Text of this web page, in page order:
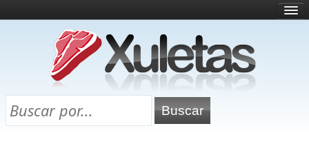
¿Qué es esto?
Directorio
Chuletas para exámenes